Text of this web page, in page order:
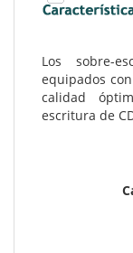
Los sobre-
equipados
calidad
escritura de